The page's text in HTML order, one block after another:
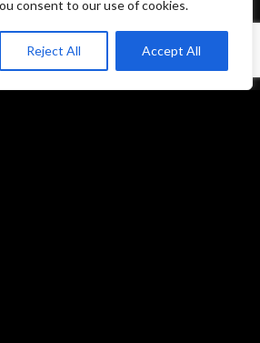
consent to our use of cookies.
Reject All Accept All